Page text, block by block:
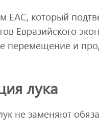
EAC, который
Евразийского
перемещение и
лука
не заменяют